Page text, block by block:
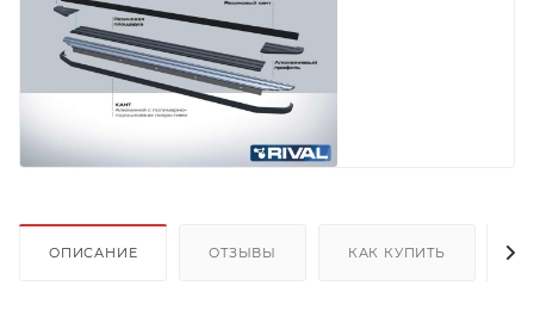
ОПИСАНИЕ ОТЗЫВЫ КАК КУПИТЬ